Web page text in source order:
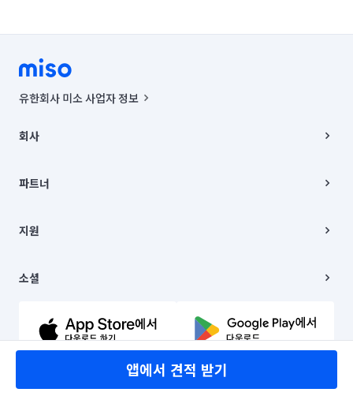
앱에서 견적 받기
유한회사 미소 사업자 정보
00019 |
주소 | 본사: 서울특별시 종로구 율곡로 6(중학동, 트윈트리빌딩) B동 5층
컨택센터 : 서울특별시 종로구 수송동 율곡로 24, 7층, 8층 미소
상품, 상품정보, 거래에 관한 의무와 책임은 거래당사자에게 있습니다.
언론 보도 관련 문의:
© 유한회사 미소. Miso, Inc. All Rights Reserved.
회사
채용
파트너
이사
지원
이용약관
문의하기
소셜
유튜브